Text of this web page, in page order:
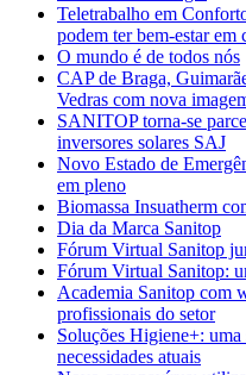
Teletrabalho em
podem ter bem-estar em
O mundo é de todos nós
CAP de Braga,
Vedras com nova
SANITOP torna-se
inversores solares SAJ
Novo Estado de
em pleno
Biomassa Insuatherm
Dia da Marca Sanitop
Fórum Virtual Sanitop
Fórum Virtual Sanitop:
Academia Sanitop com
profissionais do setor
Soluções Higiene+: uma
necessidades atuais